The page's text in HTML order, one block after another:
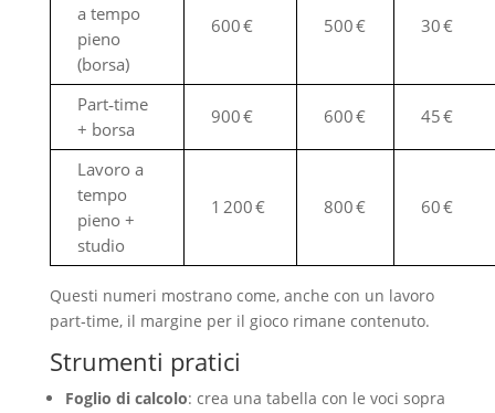
a tempo
pieno
(borsa)
600 € 500 € 30 €
Part‑time
+ borsa
900 € 600 € 45 €
Lavoro a
tempo
pieno +
studio
1 200 € 800 € 60 €
Questi numeri mostrano come, anche con un lavoro
part‑time, il margine per il gioco rimane contenuto.
Strumenti pratici
Foglio di calcolo: crea una tabella con le voci sopra